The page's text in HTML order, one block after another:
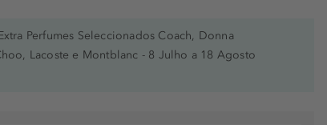
Perfumes Seleccionados Coach, Donna
Lacoste e Montblanc - 8 Julho a 18 Agosto